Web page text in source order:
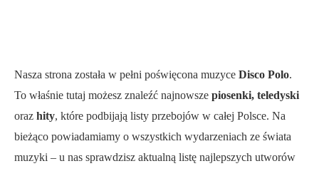
Nasza strona została w pełni poświęcona muzyce Disco Polo.
To właśnie tutaj możesz znaleźć najnowsze piosenki, teledyski
oraz hity, które podbijają listy przebojów w całej Polsce. Na
bieżąco powiadamiamy o wszystkich wydarzeniach ze świata
muzyki – u nas sprawdzisz aktualną listę najlepszych utworów